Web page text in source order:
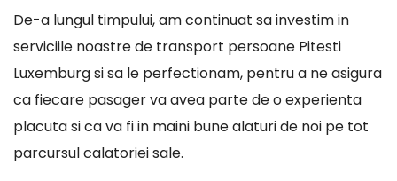
De-a lungul timpului, am continuat sa investim in
serviciile noastre de transport persoane Pitesti
Luxemburg si sa le perfectionam, pentru a ne asigura
ca fiecare pasager va avea parte de o experienta
placuta si ca va fi in maini bune alaturi de noi pe tot
parcursul calatoriei sale.